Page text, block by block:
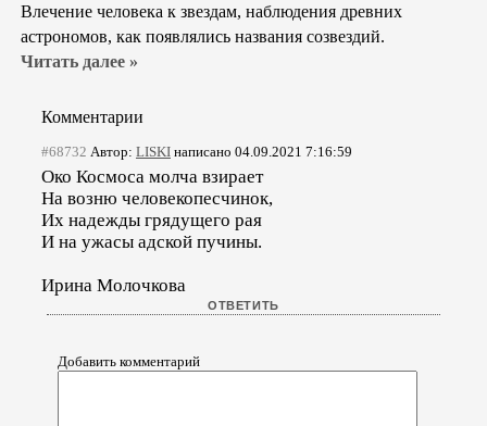
Влечение человека к звездам, наблюдения древних
астрономов, как появлялись названия созвездий.
Читать далее »
Комментарии
#68732 Автор: LISKI написано 04.09.2021 7:16:59
Око Космоса молча взирает
На возню человекопесчинок,
Их надежды грядущего рая
И на ужасы адской пучины.
Ирина Молочкова
Добавить комментарий